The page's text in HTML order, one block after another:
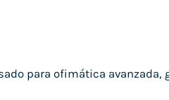
para ofimática avanzada,